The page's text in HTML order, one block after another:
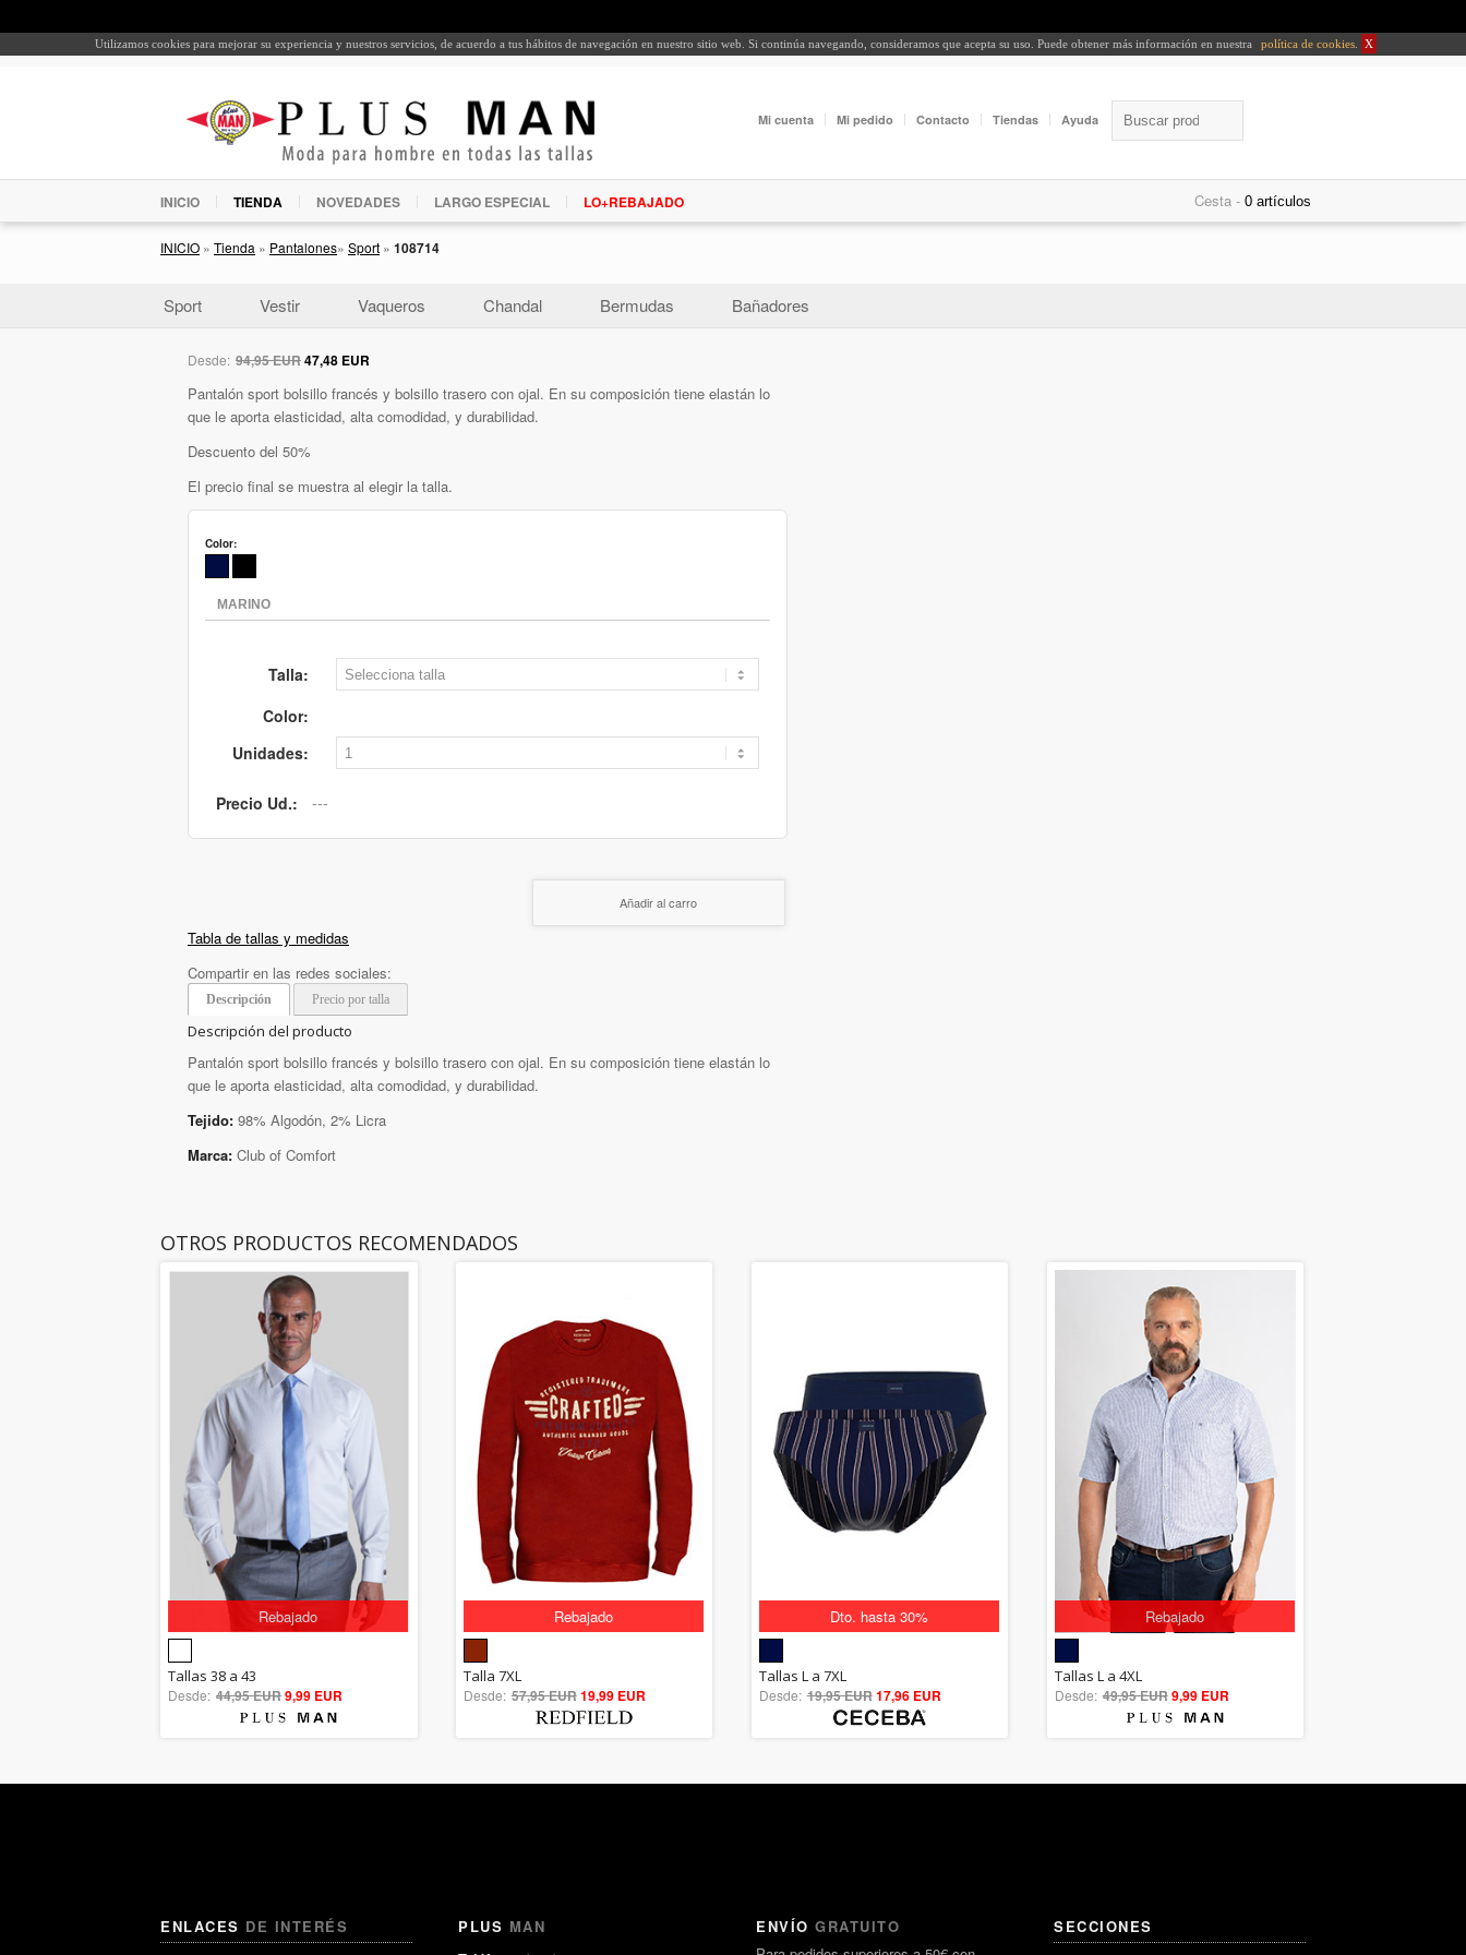
Utilizamos cookies para mejorar su experiencia y nuestros servicios, de acuerdo a tus hábitos de navegación en nuestro sitio web. Si continúa navegando, consideramos que acepta su uso. Puede obtener más información en nuestra política de cookies X
Mi cuenta Mi pedido Contacto Tiendas Ayuda
INICIO TIENDA NOVEDADES LARGO ESPECIAL LO+REBAJADO Cesta -
INICIO » Tienda » Pantalones» Sport » 108714
Sport Vestir Vaqueros Chandal Bermudas Bañadores
Desde: 94,95 EUR47,48 EUR
Pantalón sport bolsillo francés y bolsillo trasero con ojal. En su composición tiene elastán lo
que le aporta elasticidad, alta comodidad, y durabilidad.
Descuento del 50%
El precio final se muestra al elegir la talla.
Color:
Talla:
Color:
Unidades:
Precio Ud.:
Añadir al carro
Tabla de tallas y medidas
Compartir en las redes sociales:
Descripción Precio por talla
Descripción del producto
Pantalón sport bolsillo francés y bolsillo trasero con ojal. En su composición tiene elastán lo
que le aporta elasticidad, alta comodidad, y durabilidad.
Tejido: 98% Algodón, 2% Licra
Marca: Club of Comfort
OTROS PRODUCTOS RECOMENDADOS
Rebajado
5.00
out of 5
Tallas 38 a 43
Desde: 44,95 EUR9,99 EUR
Rebajado
out of 5
Talla 7XL
Desde: 57,95 EUR19,99 EUR
Dto. hasta 30%
5.00
out of 5
Tallas L a 7XL
Desde: 19,95 EUR17,96 EUR
Rebajado
5.00
out of 5
Tallas L a 4XL
Desde: 49,95 EUR9,99 EUR
ENLACES DE INTERÉS PLUS MAN
ENVÍO GRATUITO
SECCIONES